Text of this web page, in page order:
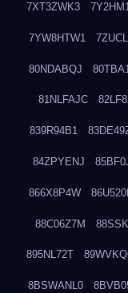
7XT3ZWK3
7YW8HTW1
80NDABQJ
81NLFAJC
839R94B1
84ZPYENJ
866X8P4W
88C06Z7M
895NL72T
8BSWANL0